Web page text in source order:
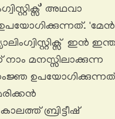
അഥവാ
'മേൻ
ഇൻ
മനസ്സിലാക്കുന്ന
ബ്രിട്ടീഷ്